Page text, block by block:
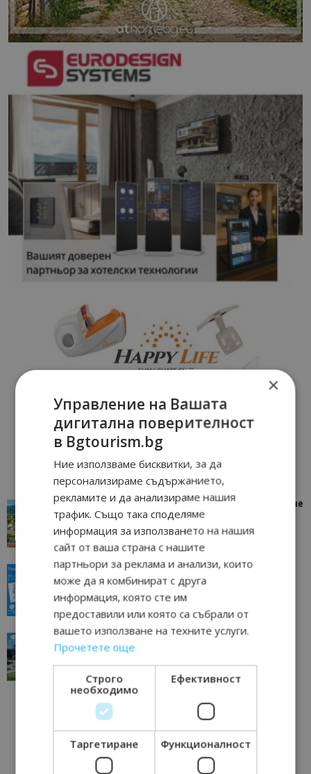
“Пощенска картичка от…”: Петрич – Изживяване
отвъд очакваното
Петрич 11/07/2026 11:22
“Пощенска картичка от…”: Пловдив, градът на
всички времена
Пловдив 23/06/2026 10:00
“Пощенска картичка от…”: Перник – град на
традициите, културата и вдъхновяващите...
Перник 17/06/2026 09:01
×
Управление на Вашата
дигитална поверителност
в Bgtourism.bg
Ние използваме бисквитки, за да
персонализираме съдържанието,
рекламите и да анализираме нашия
трафик. Също така споделяме
информация за използването на нашия
сайт от ваша страна с нашите
партньори за реклама и анализи, които
може да я комбинират с друга
информация, която сте им
предоставили или която са събрали от
вашето използване на техните услуги.
Прочетете още
Строго
необходимо
Ефективност
Таргетиране Функционалност